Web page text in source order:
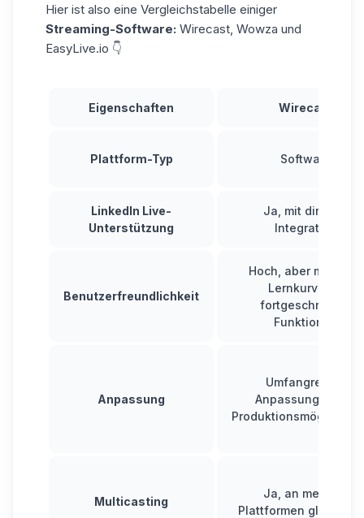
Hier ist also eine Vergleichstabelle einiger
Streaming-Software: Wirecast, Wowza und
EasyLive.io 👇
Eigenschaften Wirecast
Plattform-Typ Software
LinkedIn Live-
Unterstützung
Ja, mit direkter
Integration
Benutzerfreundlichkeit
Hoch, aber mit einer
Lernkurve für
fortgeschrittene
Funktionen
Anpassung
Umfangreiche
Anpassungs- und
Multicasting
Ja, an mehrere
Plattformen